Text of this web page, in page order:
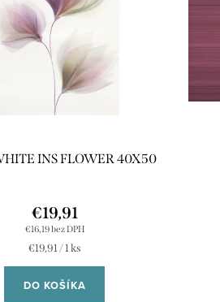
INS FLOWER 40X50
€16,19 bez DPH
€19,91
Jednotková
€19,91 / 1 ks
DO KOŠÍKA